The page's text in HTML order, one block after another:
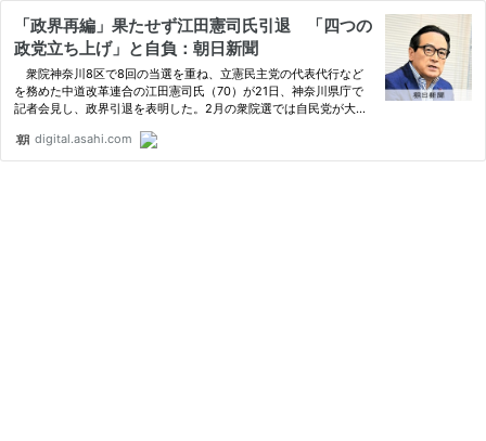
「政界再編」果たせず江田憲司氏引退 「四つの
政党立ち上げ」と自負：朝日新聞
衆院神奈川8区で8回の当選を重ね、立憲民主党の代表代行など
を務めた中道改革連合の江田憲司氏（70）が21日、神奈川県庁で
記者会見し、政界引退を表明した。2月の衆院選では自民党が大勝
digital.asahi.com